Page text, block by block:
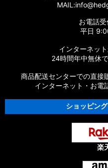
お電話
平日
インターネッ
24時間年中無休
商品配送センターでの直接
インターネット・お電
ショッピング
楽